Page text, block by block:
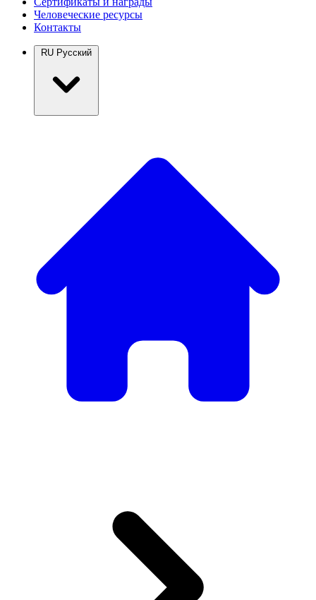
Человеческие ресурсы
Контакты
RU Русский